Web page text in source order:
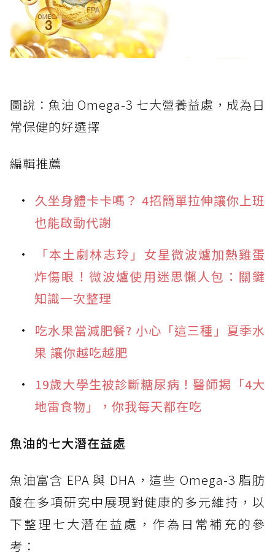
圖說：魚油 Omega-3 七大營養益處，成為日
常保健的好選擇
編輯推薦
久坐身體卡卡嗎？ 4招簡單拉伸讓你上班
也能啟動代謝
「本土劇林志玲」女星微波爐加熱雞蛋
炸傷眼！微波爐使用迷思懶人包：關鍵
知識一次整理
吃水果當減肥餐? 小心「這三種」夏季水
果 讓你越吃越肥
19歲大學生被診斷糖尿病！醫師揭「4大
地雷食物」，你我每天都在吃
魚油的七大潛在益處
魚油富含 EPA 與 DHA，這些 Omega-3 脂肪
酸在多項研究中展現對健康的多元維持，以
下整理七大潛在益處，作為日常補充的參
考：